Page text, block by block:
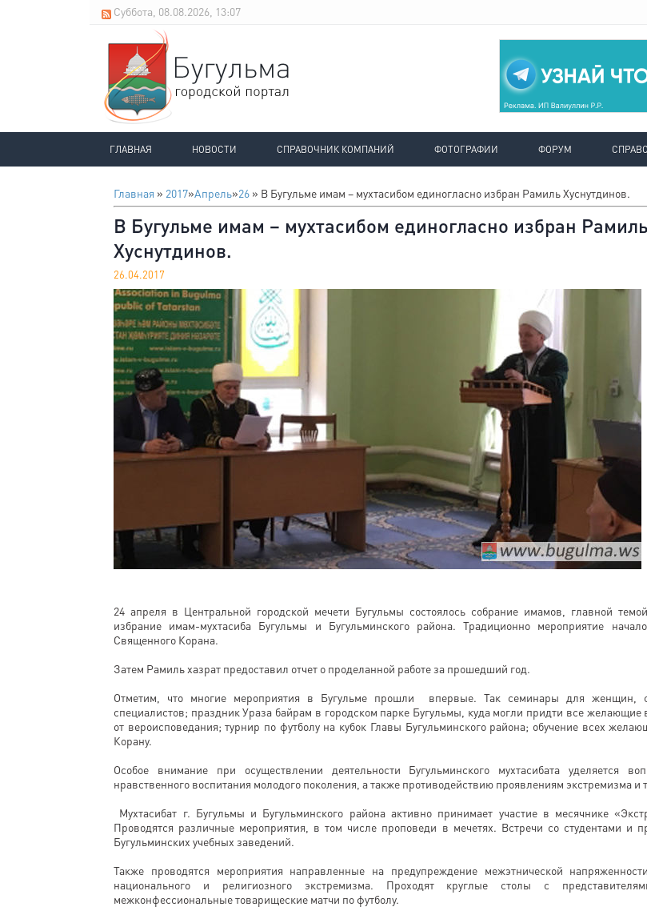
Суббота, 08.08.2026, 13:07
ГЛАВНАЯ НОВОСТИ СПРАВОЧНИК КОМПАНИЙ ФОТОГРАФИИ ФОРУМ
Главная » 2017»Апрель»26 » В Бугульме имам – мухтасибом единогласно избран Рамиль Хуснутдинов.
В Бугульме имам – мухтасибом единогласно избран Рамиль
Хуснутдинов.
26.04.2017
24 апреля в Центральной городской мечети Бугульмы состоялось собрание имамов, главной
избрание имам-мухтасиба Бугульмы и Бугульминского района. Традиционно мероприятие
Священного Корана.
Затем Рамиль хазрат предоставил отчет о проделанной работе за прошедший год.
Отметим, что многие мероприятия в Бугульме прошли впервые. Так семинары для женщин,
специалистов; праздник Ураза байрам в городском парке Бугульмы, куда могли придти все желающие
от вероисповедания; турнир по футболу на кубок Главы Бугульминского района; обучение всех
Корану.
Особое внимание при осуществлении деятельности Бугульминского мухтасибата уделяется
нравственного воспитания молодого поколения, а также противодействию проявлениям экстремизма и
Мухтасибат г. Бугульмы и Бугульминского района активно принимает участие в месячнике
Проводятся различные мероприятия, в том числе проповеди в мечетях. Встречи со студентами и
Бугульминских учебных заведений.
Также проводятся мероприятия направленные на предупреждение межэтнической
национального и религиозного экстремизма. Проходят круглые столы с
межконфессиональные товарищеские матчи по футболу.